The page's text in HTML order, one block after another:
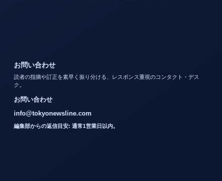
お問い合わせ
読者の指摘や訂正を素早く振り分ける、レスポンス重視のコンタクト・デス
ク。
お問い合わせ
info@tokyonewsline.com
編集部からの返信目安: 通常1営業日以内。